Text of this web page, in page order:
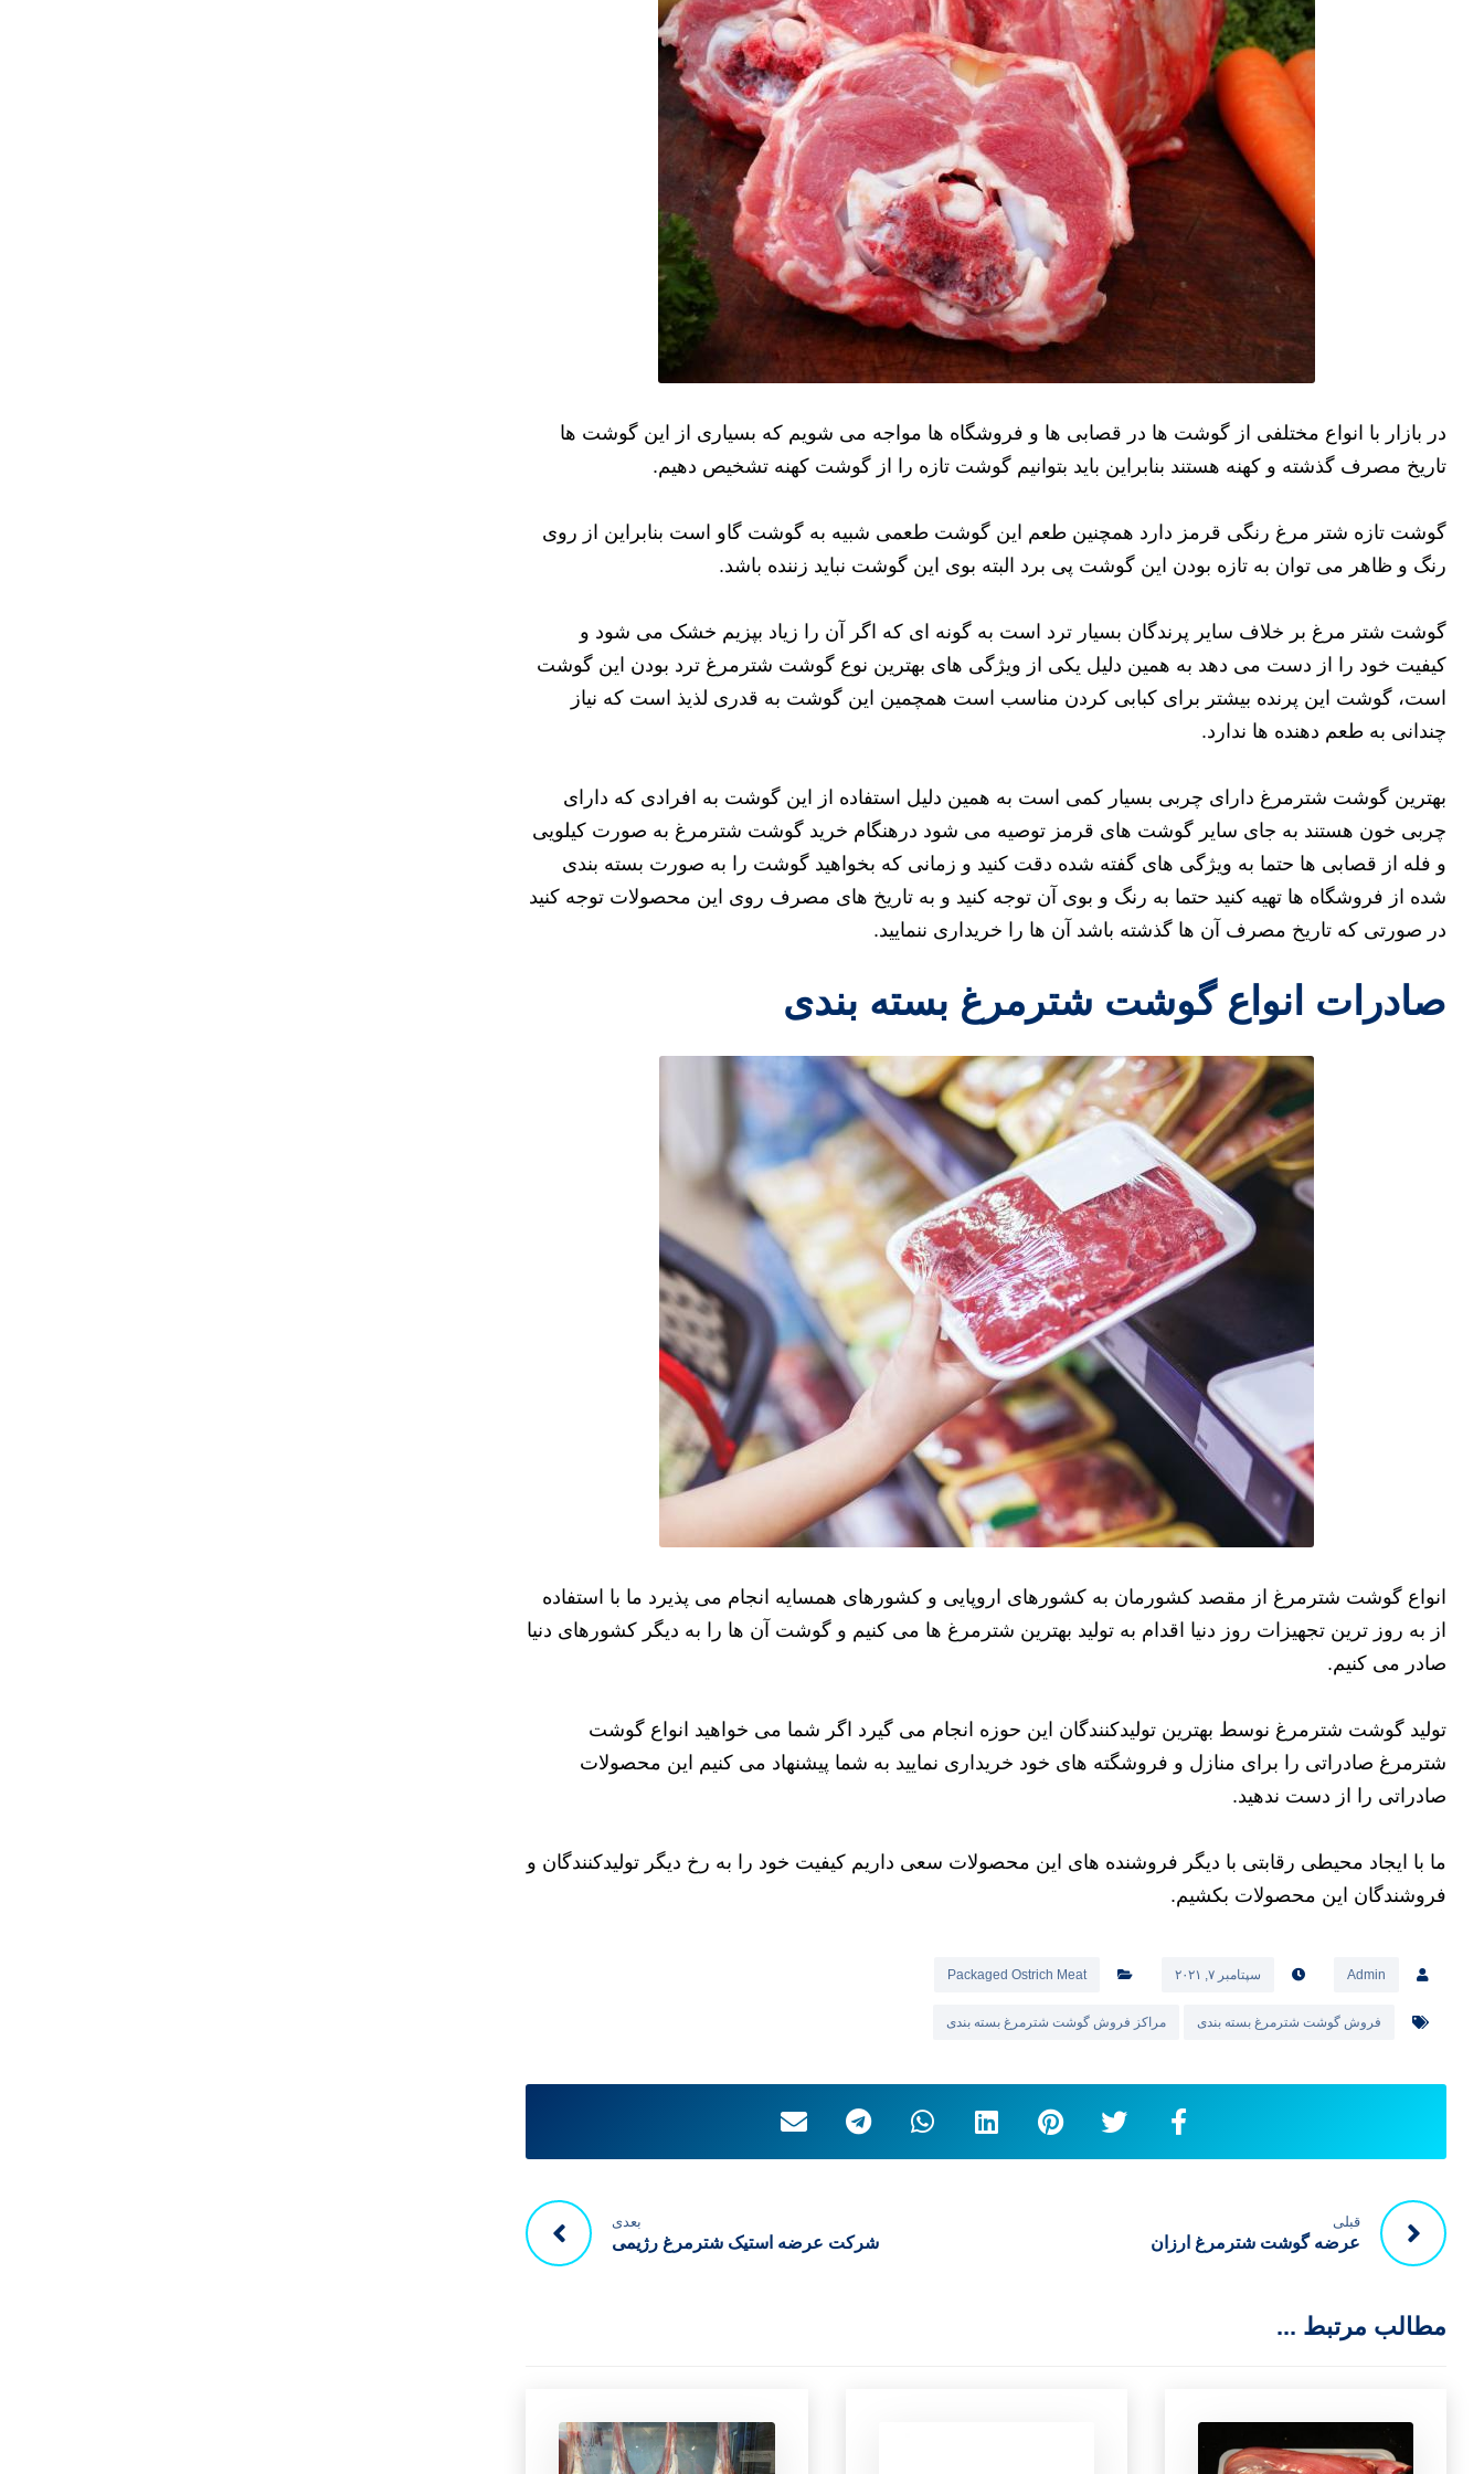
در بازار با انواع مختلفی از گوشت ها در قصابی ها و فروشگاه ها مواجه می شویم که بسیاری از این گوشت ها
تاریخ مصرف گذشته و کهنه هستند بنابراین باید بتوانیم گوشت تازه را از گوشت کهنه تشخیص دهیم.
گوشت تازه شتر مرغ رنگی قرمز دارد همچنین طعم این گوشت طعمی شبیه به گوشت گاو است بنابراین از روی
رنگ و ظاهر می توان به تازه بودن این گوشت پی برد البته بوی این گوشت نباید زننده باشد.
گوشت شتر مرغ بر خلاف سایر پرندگان بسیار ترد است به گونه ای که اگر آن را زیاد بپزیم خشک می شود و
کیفیت خود را از دست می دهد به همین دلیل یکی از ویژگی های بهترین نوع گوشت شترمرغ ترد بودن این گوشت
است، گوشت این پرنده بیشتر برای کبابی کردن مناسب است همچمین این گوشت به قدری لذیذ است که نیاز
چندانی به طعم دهنده ها ندارد.
بهترین گوشت شترمرغ دارای چربی بسیار کمی است به همین دلیل استفاده از این گوشت به افرادی که دارای
چربی خون هستند به جای سایر گوشت های قرمز توصیه می شود درهنگام خرید گوشت شترمرغ به صورت کیلویی
و فله از قصابی ها حتما به ویژگی های گفته شده دقت کنید و زمانی که بخواهید گوشت را به صورت بسته بندی
شده از فروشگاه ها تهیه کنید حتما به رنگ و بوی آن توجه کنید و به تاریخ های مصرف روی این محصولات توجه کنید
در صورتی که تاریخ مصرف آن ها گذشته باشد آن ها را خریداری ننمایید.
صادرات انواع گوشت شترمرغ بسته بندی
انواع گوشت شترمرغ از مقصد کشورمان به کشورهای اروپایی و کشورهای همسایه انجام می پذیرد ما با استفاده
از به روز ترین تجهیزات روز دنیا اقدام به تولید بهترین شترمرغ ها می کنیم و گوشت آن ها را به دیگر کشورهای دنیا
صادر می کنیم.
تولید گوشت شترمرغ نوسط بهترین تولیدکنندگان این حوزه انجام می گیرد اگر شما می خواهید انواع گوشت
شترمرغ صادراتی را برای منازل و فروشگته های خود خریداری نمایید به شما پیشنهاد می کنیم این محصولات
صادراتی را از دست ندهید.
ما با ایجاد محیطی رقابتی با دیگر فروشنده های این محصولات سعی داریم کیفیت خود را به رخ دیگر تولیدکنندگان و
فروشندگان این محصولات بکشیم.
Admin سپتامبر ۷, ۲۰۲۱ Packaged Ostrich Meat
فروش گوشت شترمرغ بسته بندی مراکز فروش گوشت شترمرغ بسته بندی
قبلی
عرضه گوشت شترمرغ ارزان
بعدی
شرکت عرضه استیک شترمرغ رژیمی
مطالب مرتبط ...